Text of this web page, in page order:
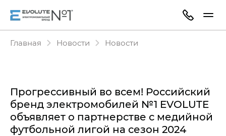
Главная Новости Новости
Прогрессивный во всем! Российский
бренд электромобилей №1 EVOLUTE
объявляет о партнерстве с медийной
футбольной лигой на сезон 2024